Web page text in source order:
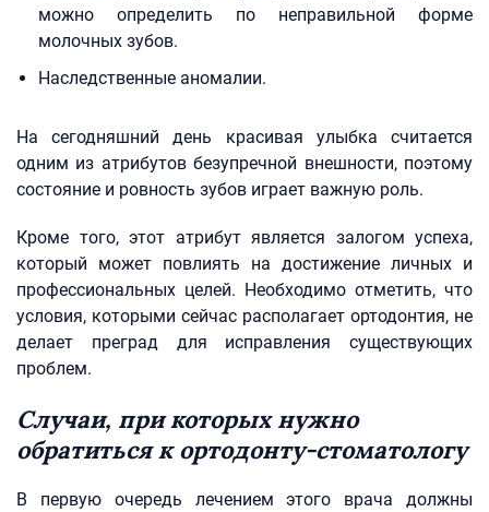
можно определить по неправильной форме
молочных зубов.
Наследственные аномалии.
На сегодняшний день красивая улыбка считается
одним из атрибутов безупречной внешности, поэтому
состояние и ровность зубов играет важную роль.
Кроме того, этот атрибут является залогом успеха,
который может повлиять на достижение личных и
профессиональных целей. Необходимо отметить, что
условия, которыми сейчас располагает ортодонтия, не
делает преград для исправления существующих
проблем.
Случаи, при которых нужно
обратиться к ортодонту-стоматологу
В первую очередь лечением этого врача должны